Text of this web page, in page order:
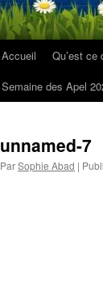
Accueil Qu’est ce
Semaine des Apel
unnamed-7
ParSophie Abad |